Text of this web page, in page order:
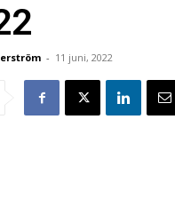
- 11 juni, 2022